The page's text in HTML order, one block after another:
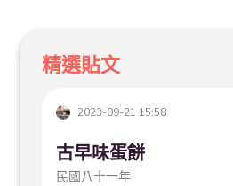
精選貼文
2023-09-21 15:58
古早味蛋餅
民國八十一年